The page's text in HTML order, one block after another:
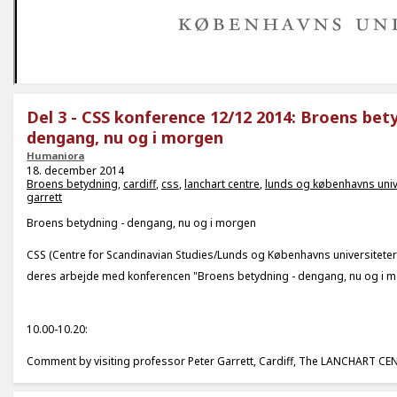
Del 3 - CSS konference 12/12 2014: Broens
dengang, nu og i morgen
Humaniora
18. december 2014
Broens betydning,cardiff,css,lanchart centre,lunds og københavns
garrett
Broens betydning - dengang, nu og i morgen
CSS (Centre for Scandinavian Studies/Lunds og Københavns
deres arbejde med konferencen "Broens betydning - dengang, nu og i
10.00-10.20:
Comment by visiting professor Peter Garrett, Cardiff, The LANCHART